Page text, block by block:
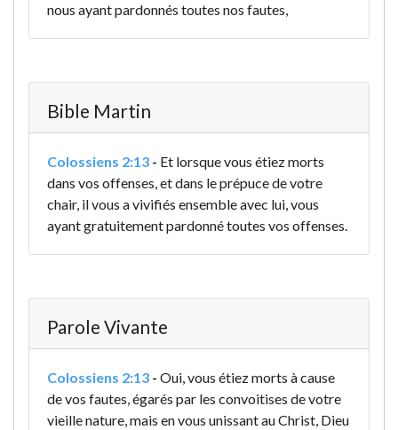
nous ayant pardonnés toutes nos fautes,
Bible Martin
Colossiens 2:13 - Et lorsque vous étiez morts
dans vos offenses, et dans le prépuce de votre
chair, il vous a vivifiés ensemble avec lui, vous
ayant gratuitement pardonné toutes vos offenses.
Parole Vivante
Colossiens 2:13 - Oui, vous étiez morts à cause
de vos fautes, égarés par les convoitises de votre
vieille nature, mais en vous unissant au Christ, Dieu